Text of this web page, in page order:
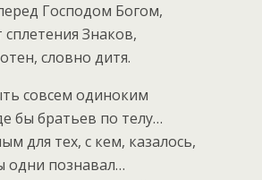
Господом Богом,
Знаков,
словно дитя.
совсем одиноким
бы братьев по телу…
для тех, с кем, казалось,
одни познавал…